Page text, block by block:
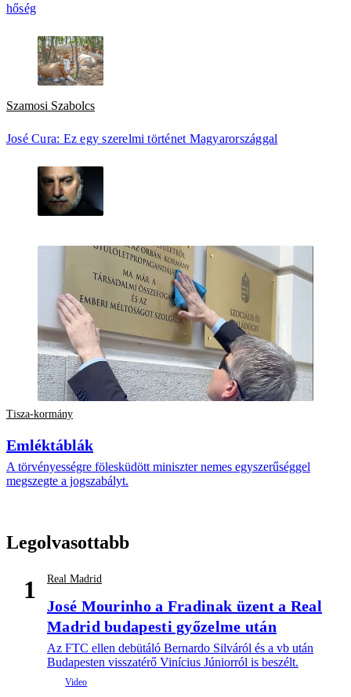
hőség
Szamosi Szabolcs
José Cura: Ez egy szerelmi történet Magyarországgal
Tisza-kormány
Emléktáblák
A törvényességre fölesküdött miniszter nemes egyszerűséggel
megszegte a jogszabályt.
Legolvasottabb
1 Real Madrid
José Mourinho a Fradinak üzent a Real
Madrid budapesti győzelme után
Az FTC ellen debütáló Bernardo Silváról és a vb után
Budapesten visszatérő Vinícius Júniorról is beszélt.